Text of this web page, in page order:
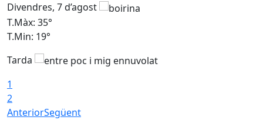
Divendres, 7 d’agost
T.Màx: 35°
T.Min: 19°
Tarda
1
2
AnteriorSegüent